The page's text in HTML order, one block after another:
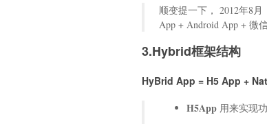
顺变提一下， 2012年8
App + Android App + 微
3.Hybrid框架结构
HyBrid App = H5 App +
H5App 用来实现